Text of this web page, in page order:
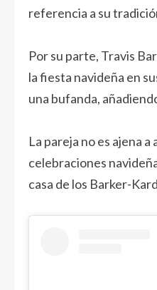
referencia a su
Por su parte, Travis
la fiesta navideña en
una bufanda,
La pareja no es ajena
celebraciones
casa de los Barker-